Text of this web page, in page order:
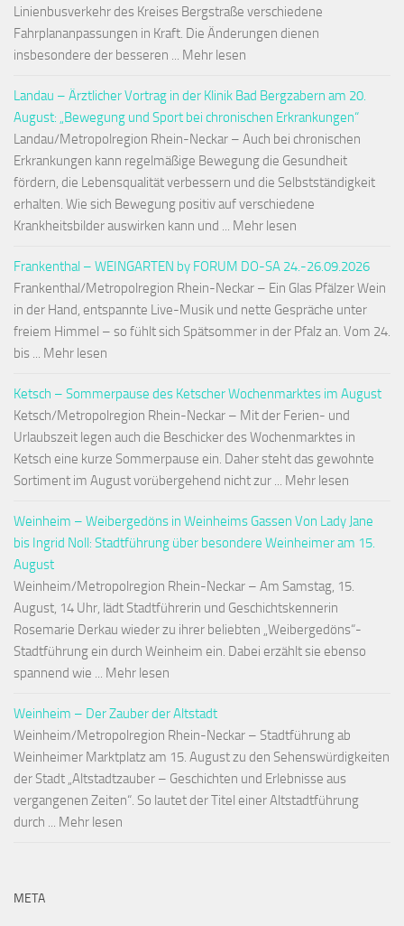
Linienbusverkehr des Kreises Bergstraße verschiedene
Fahrplananpassungen in Kraft. Die Änderungen dienen
insbesondere der besseren ... Mehr lesen
Landau – Ärztlicher Vortrag in der Klinik Bad Bergzabern am 20.
August: „Bewegung und Sport bei chronischen Erkrankungen“
Landau/Metropolregion Rhein-Neckar – Auch bei chronischen
Erkrankungen kann regelmäßige Bewegung die Gesundheit
fördern, die Lebensqualität verbessern und die Selbstständigkeit
erhalten. Wie sich Bewegung positiv auf verschiedene
Krankheitsbilder auswirken kann und ... Mehr lesen
Frankenthal – WEINGARTEN by FORUM DO-SA 24.-26.09.2026
Frankenthal/Metropolregion Rhein-Neckar – Ein Glas Pfälzer Wein
in der Hand, entspannte Live-Musik und nette Gespräche unter
freiem Himmel – so fühlt sich Spätsommer in der Pfalz an. Vom 24.
bis ... Mehr lesen
Ketsch – Sommerpause des Ketscher Wochenmarktes im August
Ketsch/Metropolregion Rhein-Neckar – Mit der Ferien- und
Urlaubszeit legen auch die Beschicker des Wochenmarktes in
Ketsch eine kurze Sommerpause ein. Daher steht das gewohnte
Sortiment im August vorübergehend nicht zur ... Mehr lesen
Weinheim – Weibergedöns in Weinheims Gassen Von Lady Jane
bis Ingrid Noll: Stadtführung über besondere Weinheimer am 15.
August
Weinheim/Metropolregion Rhein-Neckar – Am Samstag, 15.
August, 14 Uhr, lädt Stadtführerin und Geschichtskennerin
Rosemarie Derkau wieder zu ihrer beliebten „Weibergedöns“-
Stadtführung ein durch Weinheim ein. Dabei erzählt sie ebenso
spannend wie ... Mehr lesen
Weinheim – Der Zauber der Altstadt
Weinheim/Metropolregion Rhein-Neckar – Stadtführung ab
Weinheimer Marktplatz am 15. August zu den Sehenswürdigkeiten
der Stadt „Altstadtzauber – Geschichten und Erlebnisse aus
vergangenen Zeiten“. So lautet der Titel einer Altstadtführung
durch ... Mehr lesen
META